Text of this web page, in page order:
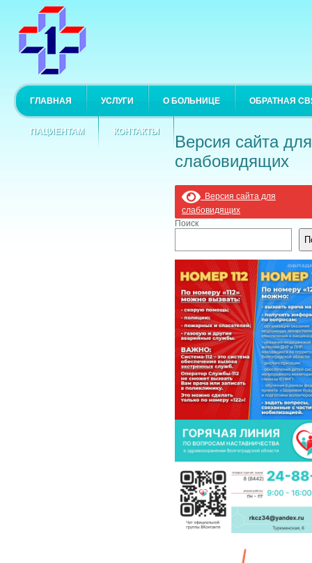
ГЛАВНАЯ УСЛУГИ О БОЛЬНИЦЕ ОБРАТНАЯ
ПАЦИЕНТАМ КОНТАКТЫ
Версия сайта для
слабовидящих
Версия сайта для
слабовидящих
Поиск